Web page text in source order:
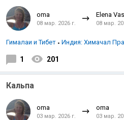
oma
08 мар. 2026 г.
Elena
08 мар.
Гималаи и Тибет Индия: Химачал
1 201
Кальпа
oma
03 мар. 2026 г.
oma
03 мар.